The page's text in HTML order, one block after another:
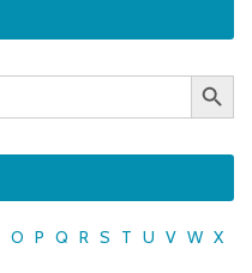
Search Button
O P Q R S T U V W X